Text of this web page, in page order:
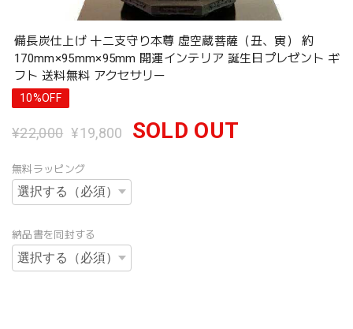
備長炭仕上げ 十二支守り本尊 虚空蔵菩薩（丑、寅） 約
170mm×95mm×95mm 開運インテリア 誕生日プレゼント ギ
フト 送料無料 アクセサリー
10%OFF
¥22,000 ¥19,800 SOLD OUT
無料ラッピング
納品書を同封する